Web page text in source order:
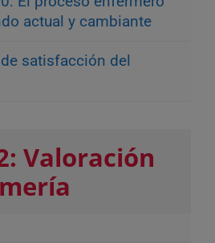
actual y cambiante
satisfacción del
Valoración